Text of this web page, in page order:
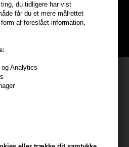
du tidligere har vist
får du et mere målrettet
af foreslået information,
Analytics
kundeklub og optjen rabatter når du